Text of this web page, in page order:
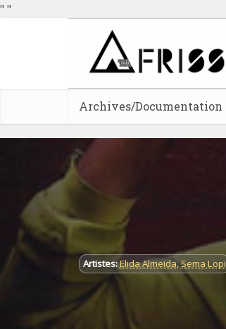
" "
Archives/Documentation
Artistes:Elida Almeida,Sema Lopi